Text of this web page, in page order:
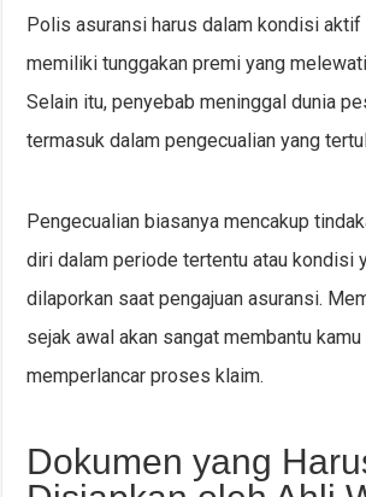
Polis asuransi harus dalam kondisi aktif
memiliki tunggakan premi yang
Selain itu, penyebab meninggal dunia
termasuk dalam pengecualian yang
Pengecualian biasanya mencakup
diri dalam periode tertentu atau kondisi
dilaporkan saat pengajuan asuransi.
sejak awal akan sangat membantu
memperlancar proses klaim.
Dokumen yang